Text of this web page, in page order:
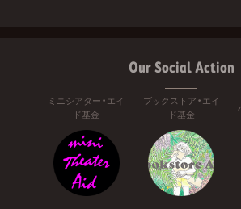
Our Social Action
ミニシアター・エイ
ド基金
ブックストア・エイ
ド基金